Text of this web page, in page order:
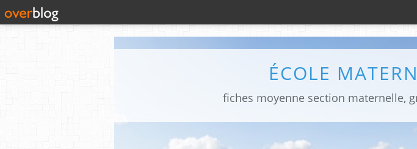
ÉCOLE
fiches moyenne section maternelle,